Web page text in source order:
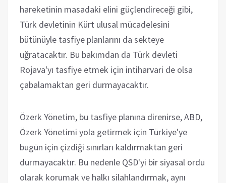
hareketinin masadaki elini güçlendireceği gibi,
Türk devletinin Kürt ulusal mücadelesini
bütünüyle tasfiye planlarını da sekteye
uğratacaktır. Bu bakımdan da Türk devleti
Rojava'yı tasfiye etmek için intiharvari de olsa
çabalamaktan geri durmayacaktır.
Özerk Yönetim, bu tasfiye planına direnirse, ABD,
Özerk Yönetimi yola getirmek için Türkiye'ye
bugün için çizdiği sınırları kaldırmaktan geri
durmayacaktır. Bu nedenle QSD'yi bir siyasal ordu
olarak korumak ve halkı silahlandırmak, aynı